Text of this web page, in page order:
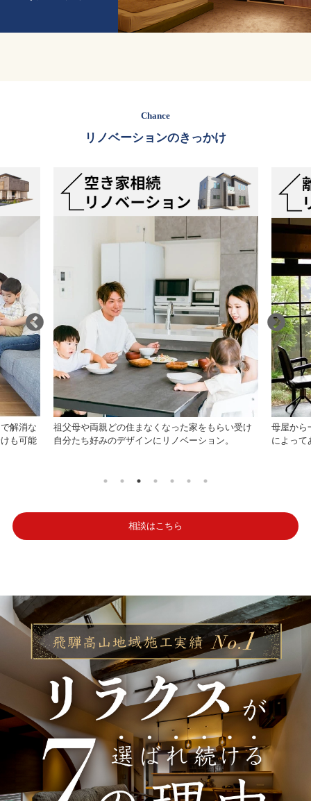
Chance
リノベーションのきっかけ
い受け
。
母屋から一歩離れた場所に別の空間を設けること
によってあなたの理想を実現できます。
家族が増
など、様
相談はこちら